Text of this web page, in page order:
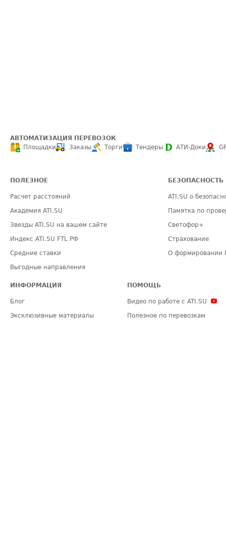
АВТОМАТИЗАЦИЯ ПЕРЕВОЗОК
Площадки
Заказы Торги Тендеры АТИ-Доки
ПОЛЕЗНОЕ
Расчет расстояний
Академия ATI.SU
Звезды ATI.SU на вашем сайте
Индекс ATI.SU FTL РФ
Средние ставки
Выгодные направления
БЕЗОПАСНОСТЬ
ATI.SU о
Памятка по
Светофор+
Страхование
О формировании
ИНФОРМАЦИЯ
Блог
Эксклюзивные материалы
ПОМОЩЬ
Видео по работе с ATI.SU
Полезное по перевозкам